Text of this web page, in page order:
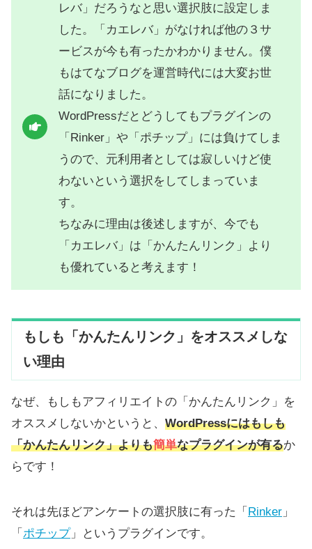
レバ」だろうなと思い選択肢に設定しま
した。「カエレバ」がなければ他の３サ
ービスが今も有ったかわかりません。僕
もはてなブログを運営時代には大変お世
話になりました。
WordPressだとどうしてもプラグインの
「Rinker」や「ポチップ」には負けてしま
うので、元利用者としては寂しいけど使
わないという選択をしてしまっていま
す。
ちなみに理由は後述しますが、今でも
「カエレバ」は「かんたんリンク」より
も優れていると考えます！
もしも「かんたんリンク」をオススメしな
い理由
なぜ、もしもアフィリエイトの「かんたんリンク」を
オススメしないかというと、 WordPressにはもしも
「かんたんリンク」よりも簡単なプラグインが有るか
らです！
それは先ほどアンケートの選択肢に有った「 Rinker 」
「 ポチップ」というプラグインです。